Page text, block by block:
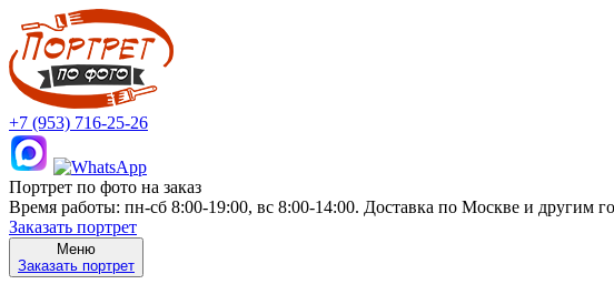
+7 (953) 716-25-26
Портрет по фото на заказ
Время работы: пн-сб 8:00-19:00, вс 8:00-14:00. Доставка по Москве и другим
Заказать портрет
Меню
Заказать портрет